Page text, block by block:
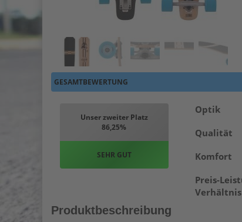
GESAMTBEWERTUNG
Unser zweiter Platz
86,25%
SEHR GUT
Optik
Qualität
Komfort
Preis-
Verhältnis
Produktbeschreibung